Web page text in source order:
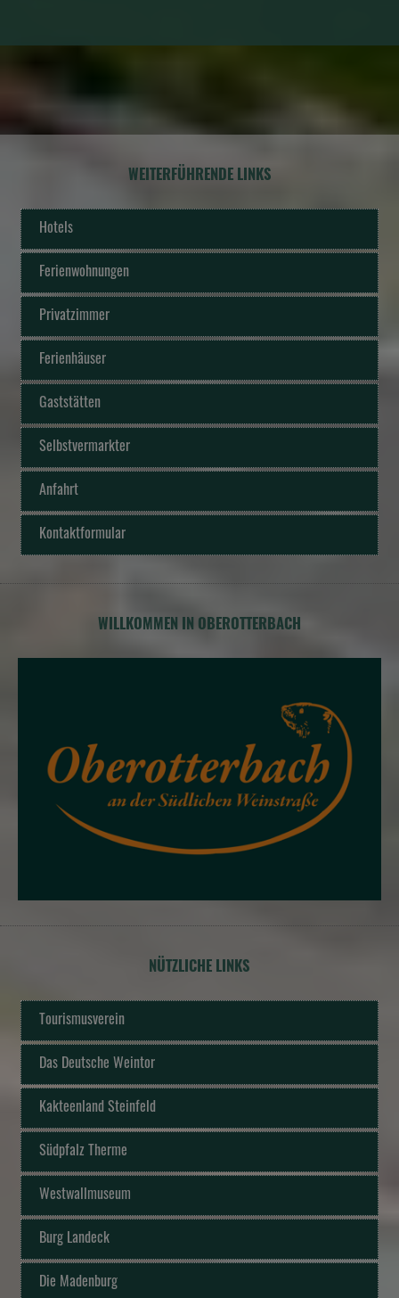
WEITERFÜHRENDE LINKS
Hotels
Ferienwohnungen
Privatzimmer
Ferienhäuser
Gaststätten
Selbstvermarkter
Anfahrt
Kontaktformular
WILLKOMMEN IN OBEROTTERBACH
NÜTZLICHE LINKS
Tourismusverein
Das Deutsche Weintor
Kakteenland Steinfeld
Südpfalz Therme
Westwallmuseum
Burg Landeck
Die Madenburg